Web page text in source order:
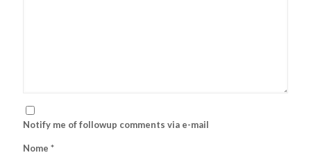
Notify me of followup comments via e-mail
Nome *